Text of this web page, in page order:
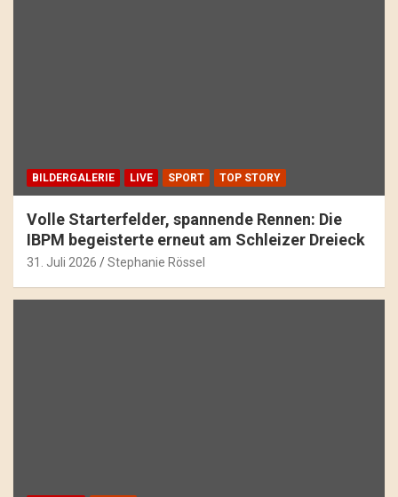
BILDERGALERIE LIVE SPORT TOP STORY
Volle Starterfelder, spannende Rennen: Die
IBPM begeisterte erneut am Schleizer Dreieck
31. Juli 2026 Stephanie Rössel